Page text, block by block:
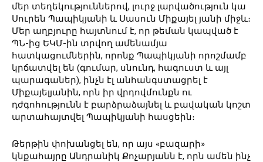
մեր տեղեկություններով, լուրջ լարվածություն կա
Սուրեն Պապիկյանի և Սասուն Միքայել յանի միջև։
Մեր աղբյուրը հայտնում է, որ թեման կապված է
ՊՆ-ից ԵԿՄ-ին տրվող ամենամյա
հատկացումներին, որոնք Պապիկյանի որոշմամբ
կրճատվել են (գումար, սնունդ, հագուստ և այլ
պարագաներ), ինչն էլ անհանգստացրել է
Միքայելյանին, որն իր վրդովմունքն ու
դժգոհությունն է բարձրաձայնել և բավական կոշտ
արտահայտվել Պապիկյանի հասցեին։
Թերթին փոխանցել են, որ այս «բազարի»
կնքահայրը Անդրանիկ Քոչարյանն է, որն ամեն ինչ